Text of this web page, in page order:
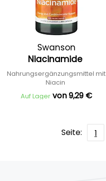
Swanson
Niacinamide
Nahrungsergänzungsmittel mit
Niacin
Auf Lager von 9,29 €
Seite: 1